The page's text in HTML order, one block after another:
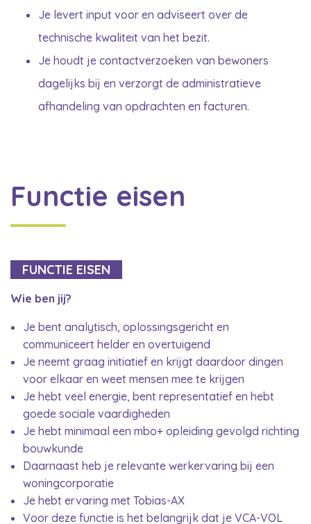
Je levert input voor en adviseert over de
technische kwaliteit van het bezit.
Je houdt je contactverzoeken van bewoners
dagelijks bij en verzorgt de administratieve
afhandeling van opdrachten en facturen.
Functie eisen
FUNCTIE EISEN
Wie ben jij?
Je bent analytisch, oplossingsgericht en
communiceert helder en overtuigend
Je neemt graag initiatief en krijgt daardoor dingen
voor elkaar en weet mensen mee te krijgen
Je hebt veel energie, bent representatief en hebt
goede sociale vaardigheden
Je hebt minimaal een mbo+ opleiding gevolgd richting
bouwkunde
Daarnaast heb je relevante werkervaring bij een
woningcorporatie
Je hebt ervaring met Tobias-AX
Voor deze functie is het belangrijk dat je VCA-VOL